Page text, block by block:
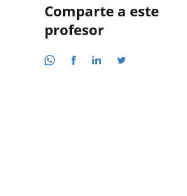
Comparte a este
profesor